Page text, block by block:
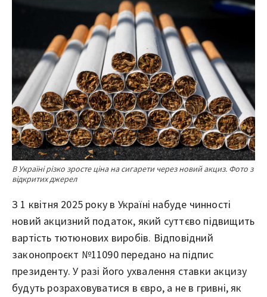
В Україні різко зросте ціна на сигарети через новий акциз. Фото з
відкритих джерел
З 1 квітня 2025 року в Україні набуде чинності
новий акцизний податок, який суттєво підвищить
вартість тютюнових виробів. Відповідний
законопроєкт №11090 передано на підпис
президенту. У разі його ухвалення ставки акцизу
будуть розраховуватися в євро, а не в гривні, як